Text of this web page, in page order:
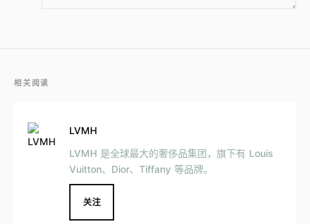
相关阅读
LVMH
LVMH 是全球最大的奢侈品集团，旗下有 Louis
Vuitton、Dior、Tiffany 等品牌。
关注